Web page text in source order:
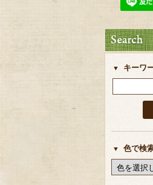
キーワ
色で検